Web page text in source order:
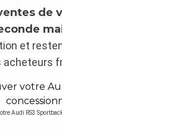
de voitures allemandes
main
et restent les favorites toutes
français.
Audi RS3 Sportback 400 ch. directement auprès d’un